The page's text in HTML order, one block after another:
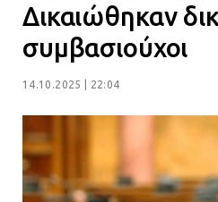
Δικαιώθηκαν
συμβασιούχοι
14.10.2025 | 22:04